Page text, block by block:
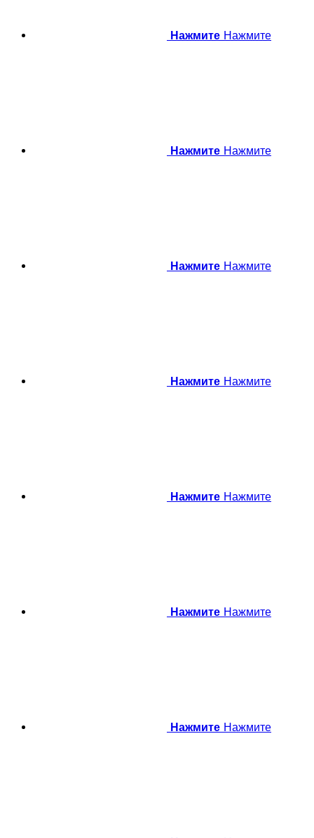
Нажмите Нажмите
Нажмите Нажмите
Нажмите Нажмите
Нажмите Нажмите
Нажмите Нажмите
Нажмите Нажмите
Нажмите Нажмите